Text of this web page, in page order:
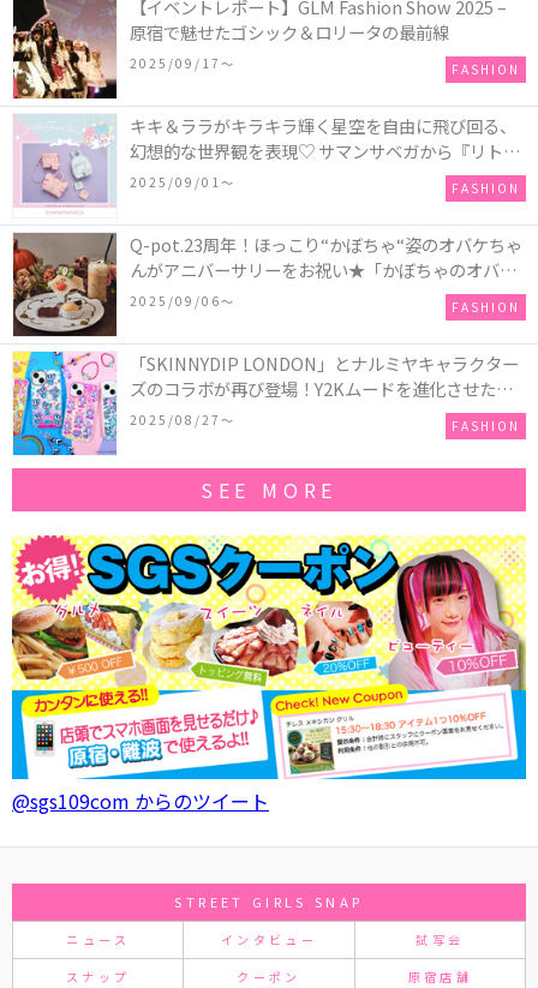
【イベントレポート】GLM Fashion Show 2025 –
原宿で魅せたゴシック＆ロリータの最前線
2025/09/17〜 FASHION
キキ＆ララがキラキラ輝く星空を自由に飛び回る、
幻想的な世界観を表現♡ サマンサベガから『リトル
ツインスターズ』50周年アニバーサリーイヤー』を
2025/09/01〜 FASHION
Q-pot.23周年！ほっこり“かぼちゃ“姿のオバケちゃ
んがアニバーサリーをお祝い★「かぼちゃのオバケ
ーキアクセサリー」が新発売！Q-pot CAFE.では
「かぼちゃのオバケーキプレート」も登場
2025/09/06〜 FASHION
「SKINNYDIP LONDON」とナルミヤキャラクター
ズのコラボが再び登場！Y2Kムードを進化させた新
作コレクションを発売♪
2025/08/27〜 FASHION
SEE MORE
@sgs109com からのツイート
STREET GIRLS SNAP
ニュース インタビュー 試写会
スナップ クーポン 原宿店舗